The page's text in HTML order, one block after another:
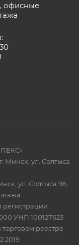
офисные
Минск, ул. Солтыса
ул. Солтыса 96,
регистрации
УНП 100127623
реестре